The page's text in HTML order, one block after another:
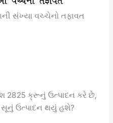
સંખ્યા વચ્ચેનો તફાવત
2825 ક્રૂનું ઉત્પાદન કરે છે,
સૂનું ઉત્પાદન થયું હશે?